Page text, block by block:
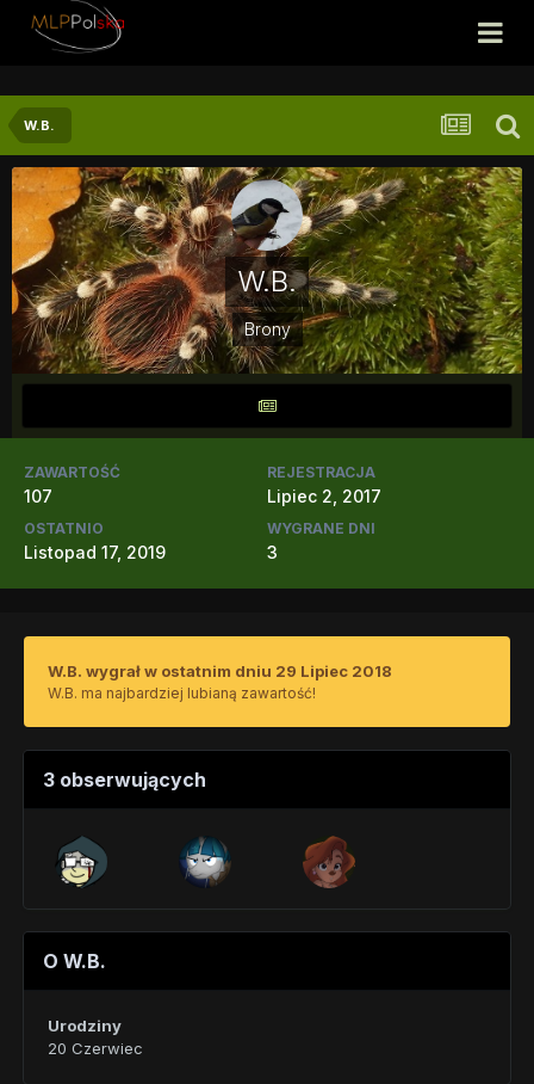
W.B.
W.B.
Brony
ZAWARTOŚĆ
107
REJESTRACJA
Lipiec 2, 2017
OSTATNIO
Listopad 17, 2019
WYGRANE DNI
3
W.B. wygrał w ostatnim dniu 29 Lipiec 2018
W.B. ma najbardziej lubianą zawartość!
3 obserwujących
O W.B.
Urodziny
20 Czerwiec